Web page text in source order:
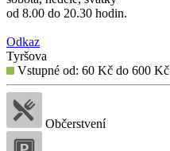
od 8.00 do 20.30 hodin.
Odkaz
Tyršova
Vstupné od: 60 Kč do 600 Kč
Občerstvení